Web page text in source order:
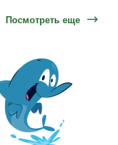
Посмотреть еще